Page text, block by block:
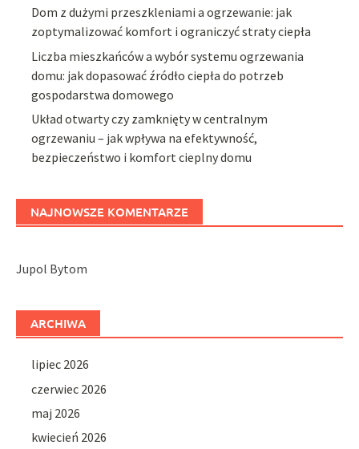
Dom z dużymi przeszkleniami a ogrzewanie: jak
zoptymalizować komfort i ograniczyć straty ciepła
Liczba mieszkańców a wybór systemu ogrzewania
domu: jak dopasować źródło ciepła do potrzeb
gospodarstwa domowego
Układ otwarty czy zamknięty w centralnym
ogrzewaniu – jak wpływa na efektywność,
bezpieczeństwo i komfort cieplny domu
NAJNOWSZE KOMENTARZE
Jupol Bytom
ARCHIWA
lipiec 2026
czerwiec 2026
maj 2026
kwiecień 2026